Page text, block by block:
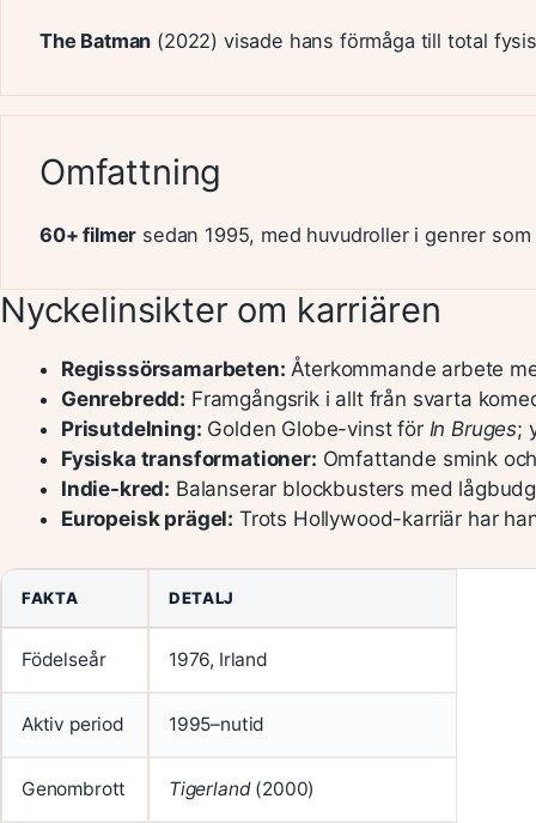
The Batman (2022) visade hans förmåga till total
Omfattning
60+ filmer sedan 1995, med huvudroller i genrer
Nyckelinsikter om karriären
Regisssörsamarbeten: Återkommande arbete
Genrebredd: Framgångsrik i allt från svarta
Prisutdelning: Golden Globe-vinst för In Bruges;
Fysiska transformationer: Omfattande smink
Indie-kred: Balanserar blockbusters med
Europeisk prägel: Trots Hollywood-karriär har
FAKTA DETALJ
Födelseår 1976, Irland
Aktiv period 1995–nutid
Genombrott Tigerland(2000)